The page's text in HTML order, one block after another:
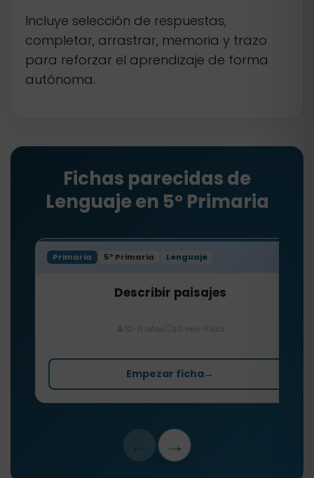
Incluye selección de respuestas,
completar, arrastrar, memoria y trazo
para reforzar el aprendizaje de forma
autónoma.
Fichas parecidas de
Lenguaje en 5º Primaria
Primaria 5º Primaria Lenguaje
Describir paisajes
10-11 años 20 min Fácil
Empezar ficha→
→